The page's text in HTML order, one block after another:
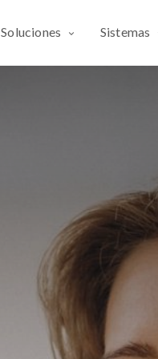
Soluciones Sistemas